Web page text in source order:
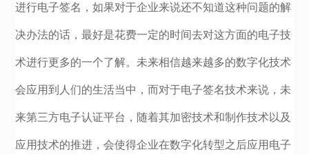
进行电子签名，如果对于企业来说还不知道这种问题的解
决办法的话，最好是花费一定的时间去对这方面的电子技
术进行更多的一个了解。未来相信越来越多的数字化技术
会应用到人们的生活当中，而对于电子签名技术来说，未
来第三方电子认证平台，随着其加密技术和制作技术以及
应用技术的推进，会使得企业在数字化转型之后应用电子